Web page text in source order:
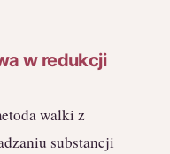
w redukcji
walki z
substancji